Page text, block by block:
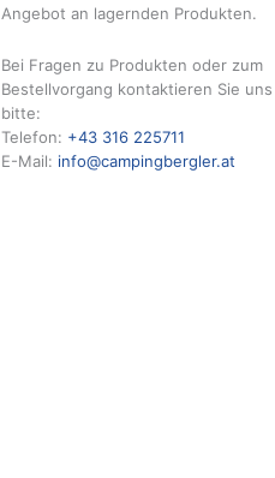
Angebot an lagernden Produkten.
Bei Fragen zu Produkten oder zum
Bestellvorgang kontaktieren Sie uns
bitte:
Telefon: +43 316 225711
E-Mail: info@campingbergler.at